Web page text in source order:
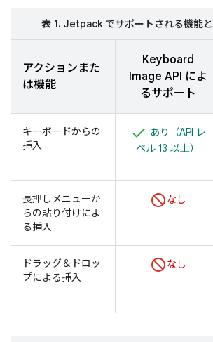
表 1. Jetpack でサポートされる機能と
アクションまた
は機能
Keyboard
Image API によ
るサポート
キーボードからの
挿入
あり（API レ
ベル 13 以上）
長押しメニューか
らの貼り付けによ
る挿入
なし
ドラッグ＆ドロッ
プによる挿入
なし